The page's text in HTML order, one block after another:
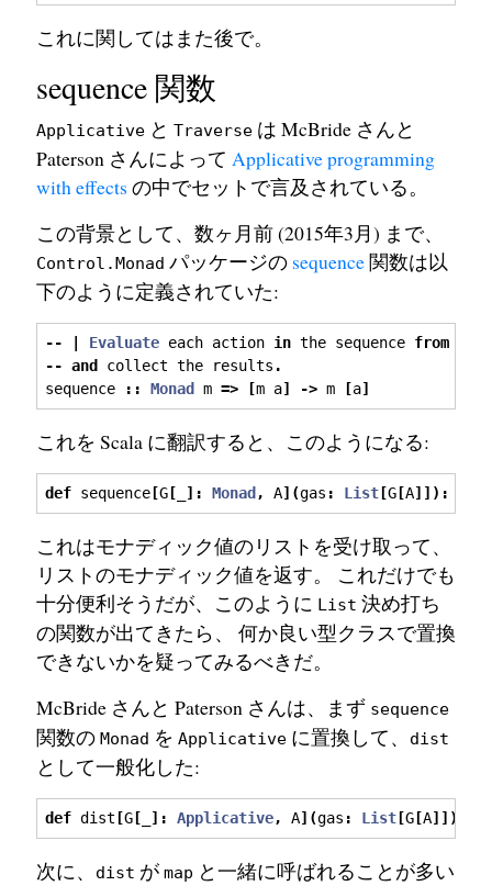
これに関してはまた後で。
sequence 関数
Applicativeと Traverseは McBride さんと
Paterson さんによって Applicative programming
with effects の中でセットで言及されている。
この背景として、数ヶ月前 (2015年3月) まで、
Control.Monad パッケージの sequence関数は以
下のように定義されていた:
-- Evaluate each action in the sequence from left
-- and collect the results .
sequence
:: Monad m => [m a] -> m [a]
これを Scala に翻訳すると、このようになる:
def sequence[G[ ]: Monad , A](gas : List[G[A]]):
これはモナディック値のリストを受け取って、
リストのモナディック値を返す。 これだけでも
十分便利そうだが、このように List 決め打ち
の関数が出てきたら、 何か良い型クラスで置換
できないかを疑ってみるべきだ。
McBride さんと Paterson さんは、まず sequence
関数の Monad を Applicativeに置換して、 dist
として一般化した:
def dist [G[ ]: Applicative, A](gas : List[G[A]]):
次に、 dist が map と一緒に呼ばれることが多い